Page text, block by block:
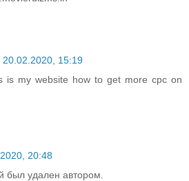
20.02.2020, 15:19
is my website how to get more cpc on
20:48
был удален автором.